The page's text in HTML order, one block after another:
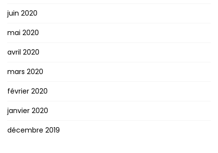
juin 2020
mai 2020
avril 2020
mars 2020
février 2020
janvier 2020
décembre 2019